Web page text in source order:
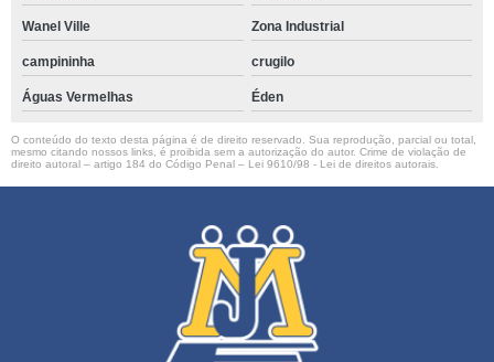
Wanel Ville Zona Industrial
campininha crugilo
Águas Vermelhas Éden
O conteúdo do texto desta página é de direito reservado. Sua reprodução, parcial ou total,
mesmo citando nossos links, é proibida sem a autorização do autor. Crime de violação de
direito autoral – artigo 184 do Código Penal – Lei 9610/98 - Lei de direitos autorais